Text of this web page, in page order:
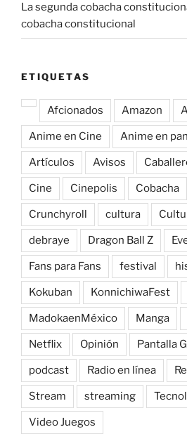
La segunda cobacha
cobacha constitucional
ETIQUETAS
Afcionados Amazon
Anime en Cine Anime en
Artículos Avisos
Cine Cinepolis Cobacha
Crunchyroll cultura
debraye Dragon Ball Z
Fans para Fans festival
Kokuban KonnichiwaFest
MadokaenMéxico Manga
Netflix Opinión Pantalla
podcast Radio en línea
Stream streaming
Video Juegos